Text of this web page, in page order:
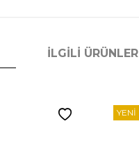
İLGILI ÜRÜNLER
YENI